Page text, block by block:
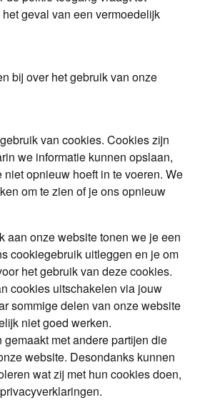
geval van een vermoedelijk
bij over het gebruik van onze
van cookies. Cookies zijn
we informatie kunnen opslaan,
opnieuw hoeft in te voeren. We
om te zien of je ons opnieuw
aan onze website tonen we je een
cookiegebruik uitleggen en je om
het gebruik van deze cookies.
cookies uitschakelen via jouw
sommige delen van onze website
niet goed werken.
met andere partijen die
website. Desondanks kunnen
wat zij met hun cookies doen,